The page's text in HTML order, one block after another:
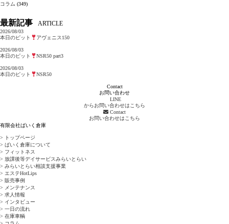
コラム (349)
最新記事 ARTICLE
2026/08/03
本日のピット
アヴェニス150
2026/08/03
本日のピット
NSR50 part3
2026/08/03
本日のピット
NSR50
Contact
お問い合わせ
LINE
からお問い合わせはこちら
Contact
お問い合わせはこちら
有限会社ばいく倉庫
> トップページ
> ばいく倉庫について
> フィットネス
> 放課後等デイサービスみらいとらい
> みらいとらい相談支援事業
> エステHotLips
> 販売事例
> メンテナンス
> 求人情報
> インタビュー
> 一日の流れ
> 在庫車輌